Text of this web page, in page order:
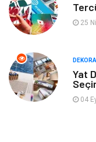
İnternet
Nakliyat
Hediyelik Eşya
25
Yat
04